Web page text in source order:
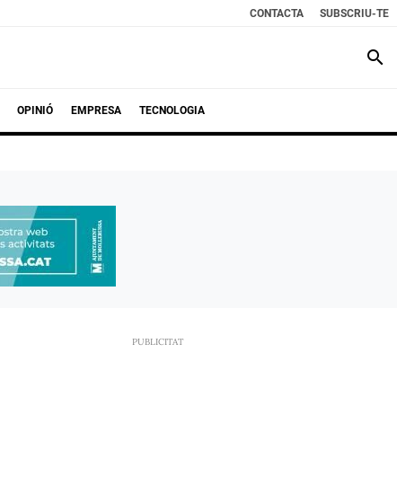
CONTACTA SUBSCRIU-TE
search
OPINIÓ EMPRESA TECNOLOGIA